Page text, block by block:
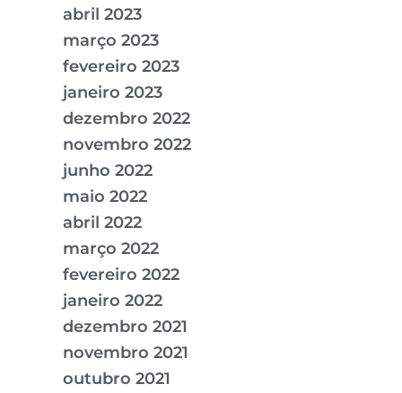
abril 2023
março 2023
fevereiro 2023
janeiro 2023
dezembro 2022
novembro 2022
junho 2022
maio 2022
abril 2022
março 2022
fevereiro 2022
janeiro 2022
dezembro 2021
novembro 2021
outubro 2021